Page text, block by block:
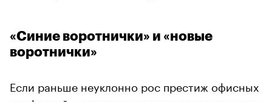
«Синие воротнички» и «новые
воротнички»
Если раньше неуклонно рос престиж офисных